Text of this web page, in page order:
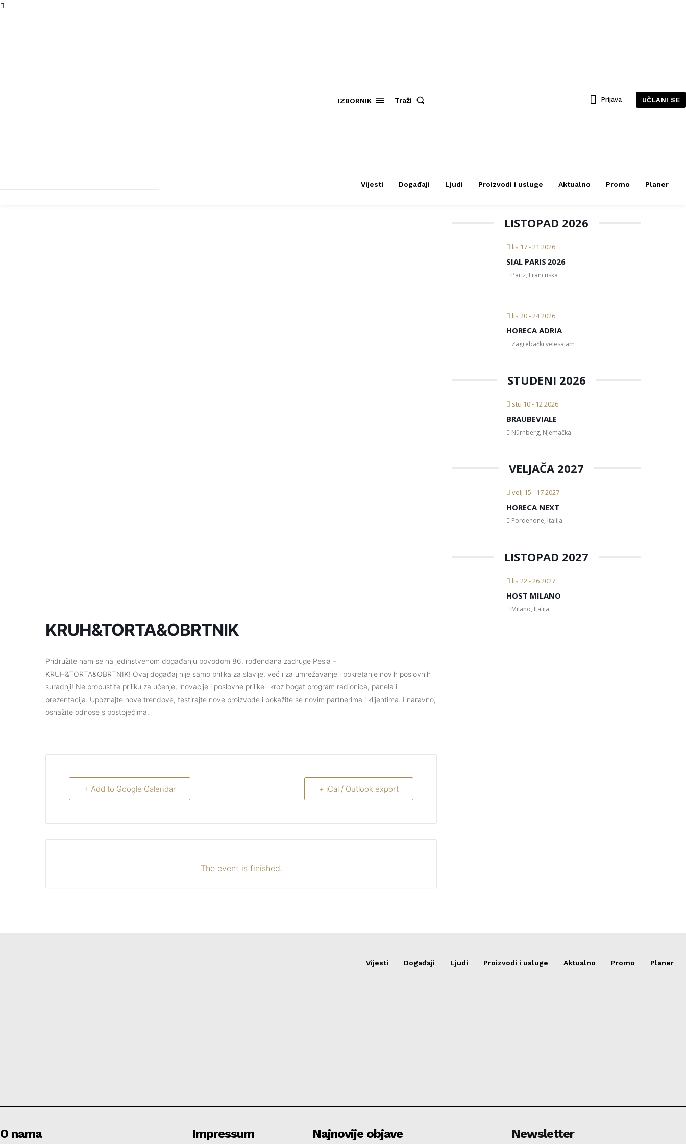
IZBORNIK Traži Prijava UČLANI SE
Vijesti Događaji Ljudi Proizvodi i usluge Aktualno Promo Planer
KRUH&TORTA&OBRTNIK
Pridružite nam se na jedinstvenom događanju povodom 86. rođendana zadruge Pesla –
KRUH&TORTA&OBRTNIK! Ovaj događaj nije samo prilika za slavlje, već i za umrežavanje i pokretanje novih poslovnih
suradnji! Ne propustite priliku za učenje, inovacije i poslovne prilike– kroz bogat program radionica, panela i
prezentacija. Upoznajte nove trendove, testirajte nove proizvode i pokažite se novim partnerima i klijentima. I naravno,
osnažite odnose s postojećima.
+ Add to Google Calendar + iCal / Outlook export
The event is finished.
LISTOPAD 2026
lis 17 - 21 2026
SIAL PARIS 2026
Pariz, Francuska
lis 20 - 24 2026
HORECA ADRIA
Zagrebački velesajam
STUDENI 2026
stu 10 - 12 2026
BRAUBEVIALE
Nürnberg, NJemačka
VELJAČA 2027
velj 15 - 17 2027
HORECA NEXT
Pordenone, Italija
LISTOPAD 2027
lis 22 - 26 2027
HOST MILANO
Milano, Italija
Vijesti Događaji Ljudi Proizvodi i usluge Aktualno Promo Planer
O nama Impressum Najnovije objave Newsletter